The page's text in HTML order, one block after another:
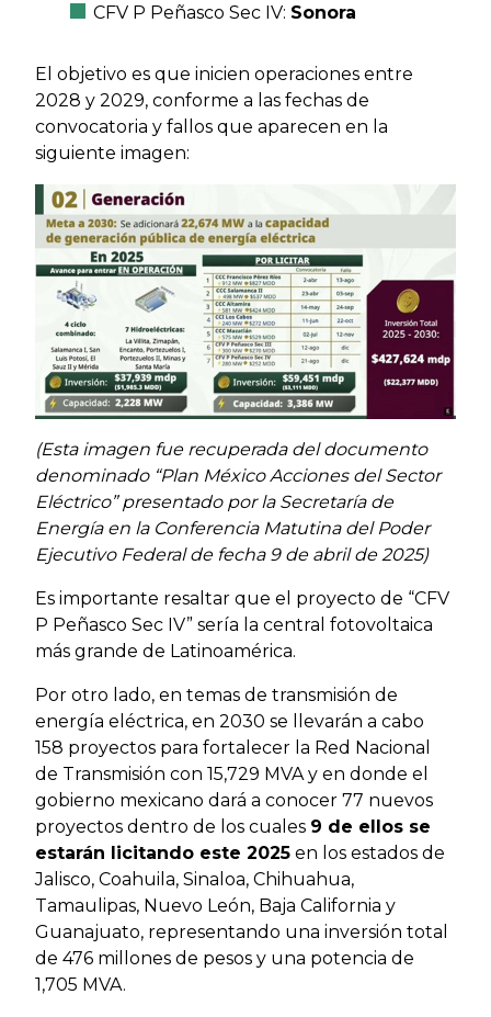
CFV P Peñasco Sec IV: Sonora
El objetivo es que inicien operaciones entre
2028 y 2029, conforme a las fechas de
convocatoria y fallos que aparecen en la
siguiente imagen:
(Esta imagen fue recuperada del documento
denominado “Plan México Acciones del Sector
Eléctrico” presentado por la Secretaría de
Energía en la Conferencia Matutina del Poder
Ejecutivo Federal de fecha 9 de abril de 2025)
Es importante resaltar que el proyecto de “CFV
P Peñasco Sec IV” sería la central fotovoltaica
más grande de Latinoamérica.
Por otro lado, en temas de transmisión de
energía eléctrica, en 2030 se llevarán a cabo
158 proyectos para fortalecer la Red Nacional
de Transmisión con 15,729 MVA y en donde el
gobierno mexicano dará a conocer 77 nuevos
proyectos dentro de los cuales 9 de ellos se
estarán licitando este 2025 en los estados de
Jalisco, Coahuila, Sinaloa, Chihuahua,
Tamaulipas, Nuevo León, Baja California y
Guanajuato, representando una inversión total
de 476 millones de pesos y una potencia de
1,705 MVA.